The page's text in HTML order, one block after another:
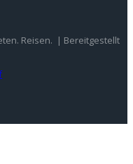
Reisen. | Bereitgestellt